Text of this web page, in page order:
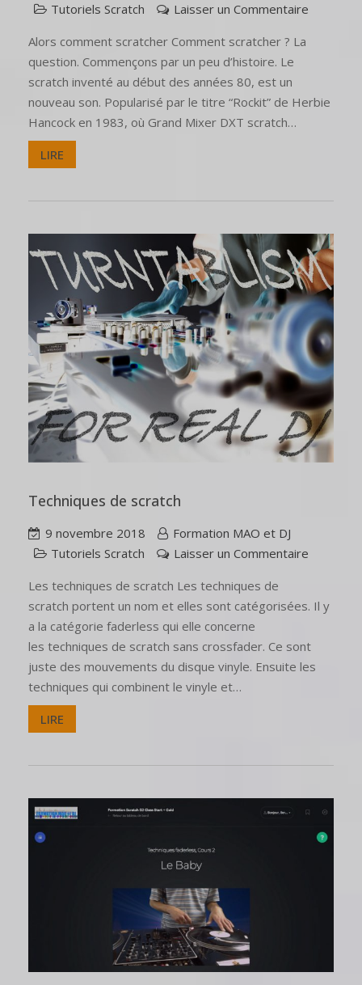
Tutoriels Scratch
Laisser un Commentaire
Alors comment scratcher Comment scratcher ? La
question. Commençons par un peu d’histoire. Le
scratch inventé au début des années 80, est un
nouveau son. Popularisé par le titre “Rockit” de Herbie
Hancock en 1983, où Grand Mixer DXT scratch…
LIRE
Techniques de scratch
9 novembre 2018
Formation MAO et DJ
Tutoriels Scratch
Laisser un Commentaire
Les techniques de scratch Les techniques de
scratch portent un nom et elles sont catégorisées. Il y
a la catégorie faderless qui elle concerne
les techniques de scratch sans crossfader. Ce sont
juste des mouvements du disque vinyle. Ensuite les
techniques qui combinent le vinyle et…
LIRE